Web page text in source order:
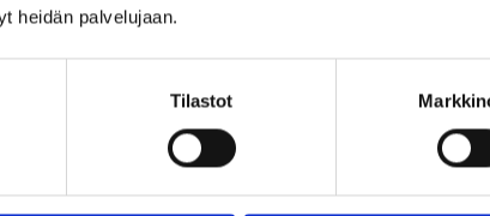
heidän palvelujaan.
Tilastot
kartoitetaan tontin eri kohdista maanpinnan
nykyaikaiset mittauslaitteet, joiden avulla
esimerkiksi korkeusasemapiirroksen,